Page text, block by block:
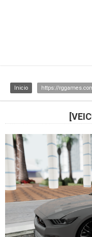
Inicio https://